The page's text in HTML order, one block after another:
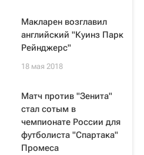
Макларен возглавил
английский "Куинз Парк
Рейнджерс"
18 мая 2018
Матч против "Зенита"
стал сотым в
чемпионате России для
футболиста "Спартака"
Промеса